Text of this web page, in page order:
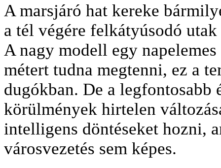
A marsjáró hat kereke
a tél végére felkátyúsodó
A nagy modell egy
métert tudna megtenni, ez a
dugókban. De a
körülmények hirtelen
intelligens döntéseket hozni,
városvezetés sem képes.